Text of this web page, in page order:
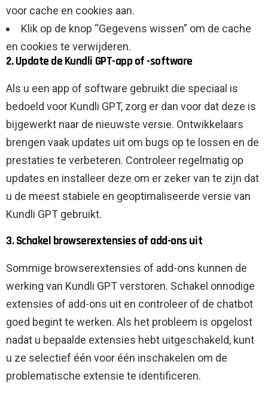
voor cache en cookies aan.
Klik op de knop “Gegevens wissen” om de cache
en cookies te verwijderen.
2. Update de Kundli GPT-app of -software
Als u een app of software gebruikt die speciaal is
bedoeld voor Kundli GPT, zorg er dan voor dat deze is
bijgewerkt naar de nieuwste versie. Ontwikkelaars
brengen vaak updates uit om bugs op te lossen en de
prestaties te verbeteren. Controleer regelmatig op
updates en installeer deze om er zeker van te zijn dat
u de meest stabiele en geoptimaliseerde versie van
Kundli GPT gebruikt.
3. Schakel browserextensies of add-ons uit
Sommige browserextensies of add-ons kunnen de
werking van Kundli GPT verstoren. Schakel onnodige
extensies of add-ons uit en controleer of de chatbot
goed begint te werken. Als het probleem is opgelost
nadat u bepaalde extensies hebt uitgeschakeld, kunt
u ze selectief één voor één inschakelen om de
problematische extensie te identificeren.